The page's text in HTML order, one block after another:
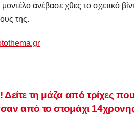
ανέβασε χθες το σχετικό
της.
τη μάζα από τρίχες
από το στομάχι